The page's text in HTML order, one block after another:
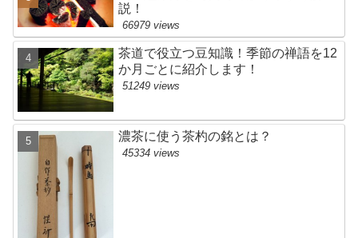
説！
66979 views
茶道で役立つ豆知識！季節の禅語を12
か月ごとに紹介します！
51249 views
濃茶に使う茶杓の銘とは？
45334 views